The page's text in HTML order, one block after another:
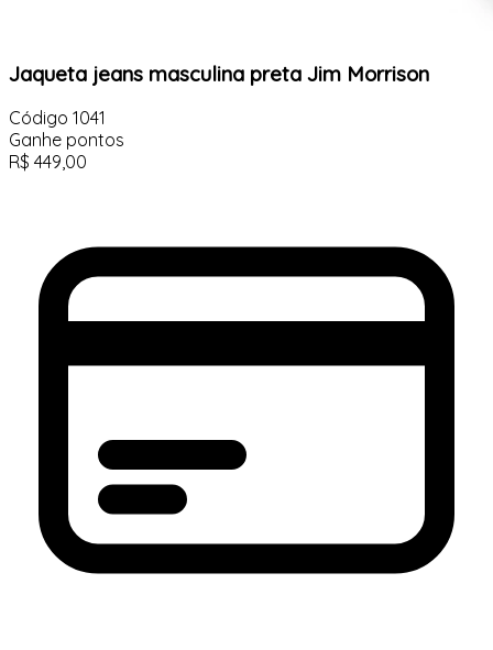
Jaqueta jeans masculina preta Jim Morrison
Código 1041
Ganhe pontos
R$ 449,00